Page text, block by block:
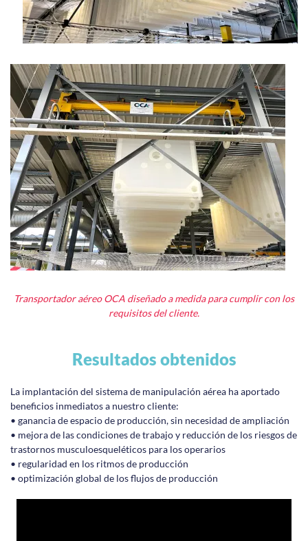
Transportador aéreo OCA diseñado a medida para cumplir con los
requisitos del cliente.
Resultados obtenidos
La implantación del sistema de manipulación aérea ha aportado
beneficios inmediatos a nuestro cliente:
• ganancia de espacio de producción, sin necesidad de ampliación
• mejora de las condiciones de trabajo y reducción de los riesgos de
trastornos musculoesqueléticos para los operarios
• regularidad en los ritmos de producción
• optimización global de los flujos de producción